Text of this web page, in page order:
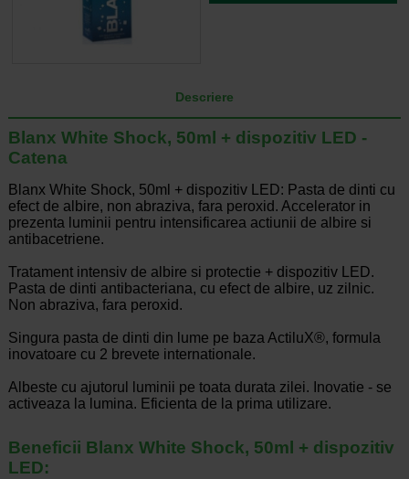
Descriere
Blanx White Shock, 50ml + dispozitiv LED -
Catena
Blanx White Shock, 50ml + dispozitiv LED: Pasta de dinti cu
efect de albire, non abraziva, fara peroxid. Accelerator in
prezenta luminii pentru intensificarea actiunii de albire si
antibacetriene.
Tratament intensiv de albire si protectie + dispozitiv LED.
Pasta de dinti antibacteriana, cu efect de albire, uz zilnic.
Non abraziva, fara peroxid.
Singura pasta de dinti din lume pe baza ActiluX®, formula
inovatoare cu 2 brevete internationale.
Albeste cu ajutorul luminii pe toata durata zilei. Inovatie - se
activeaza la lumina. Eficienta de la prima utilizare.
Beneficii Blanx White Shock, 50ml + dispozitiv
LED: